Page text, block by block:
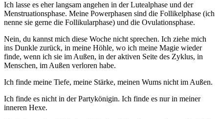
Ich lasse es eher langsam angehen in der Lutealphase und der
Menstruationsphase. Meine Powerphasen sind die Follikelphase (ich
nenne sie gerne die Follikularphase) und die Ovulationsphase.
Nein, du kannst mich diese Woche nicht sprechen. Ich ziehe mich
ins Dunkle zurück, in meine Höhle, wo ich meine Magie wieder
finde, wenn ich sie im Außen, in der aktiven Seite des Zyklus, in
Menschen, im Außen verloren habe.
Ich finde meine Tiefe, meine Stärke, meinen Wums nicht im Außen.
Ich finde es nicht in der Partykönigin. Ich finde es nur in meiner
inneren Hexe.